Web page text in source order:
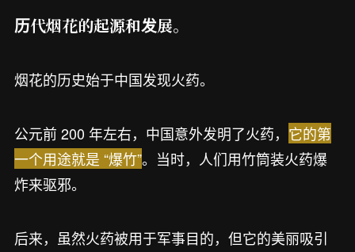
历代烟花的起源和发展。
烟花的历史始于中国发现火药。
公元前 200 年左右，中国意外发明了火药， 它的第
一个用途就是 “爆竹”。当时，人们用竹筒装火药爆
炸来驱邪。
后来，虽然火药被用于军事目的，但它的美丽吸引